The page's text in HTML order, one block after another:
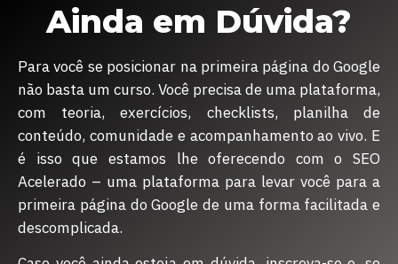
Ainda em Dúvida?
Para você se posicionar na primeira página do Google
não basta um curso. Você precisa de uma plataforma,
com teoria, exercícios, checklists, planilha de
conteúdo, comunidade e acompanhamento ao vivo. E
é isso que estamos lhe oferecendo com o SEO
Acelerado – uma plataforma para levar você para a
primeira página do Google de uma forma facilitada e
descomplicada.